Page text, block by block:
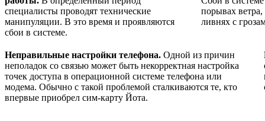
специалисты проводят технические
манипуляции. В это время и проявляются
сбои в системе.
порывах
ливнях с
Неправильные настройки телефона. Одной из причин
неполадок со связью может быть некорректная настройка
точек доступа в операционной системе телефона или
модема. Обычно с такой проблемой сталкиваются те, кто
впервые приобрел сим-карту Йота.